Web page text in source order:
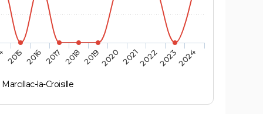
Marcillac-la-Croisille
2015 2016 2017 2018 20192020 2021202220232024